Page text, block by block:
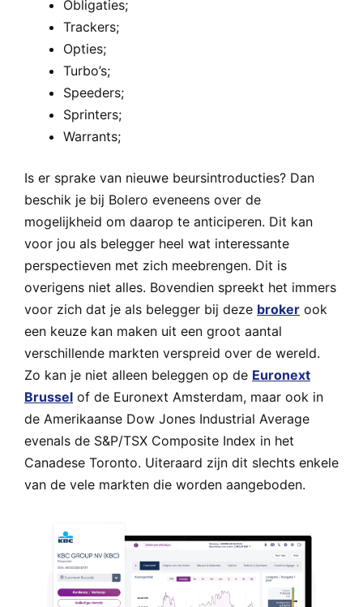
Obligaties;
Trackers;
Opties;
Turbo’s;
Speeders;
Sprinters;
Warrants;
Is er sprake van nieuwe beursintroducties? Dan
beschik je bij Bolero eveneens over de
mogelijkheid om daarop te anticiperen. Dit kan
voor jou als belegger heel wat interessante
perspectieven met zich meebrengen. Dit is
overigens niet alles. Bovendien spreekt het immers
voor zich dat je als belegger bij deze broker ook
een keuze kan maken uit een groot aantal
verschillende markten verspreid over de wereld.
Zo kan je niet alleen beleggen op de Euronext
Brussel of de Euronext Amsterdam, maar ook in
de Amerikaanse Dow Jones Industrial Average
evenals de S&P/TSX Composite Index in het
Canadese Toronto. Uiteraard zijn dit slechts enkele
van de vele markten die worden aangeboden.